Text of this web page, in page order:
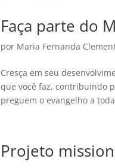
Faça parte do
por Maria Fernanda
Cresça em seu
que você faz, contribuindo
preguem o evangelho a
Projeto